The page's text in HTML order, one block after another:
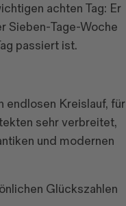
achten Tag: Er
Sieben-Tage-Woche
passiert ist.
endlosen Kreislauf, für
sehr verbreitet,
und modernen
Glückszahlen